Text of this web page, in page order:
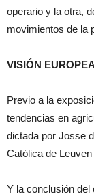
operario y la otra,
movimientos de la
VISIÓN EUROPEA
Previo a la
tendencias en
dictada por Josse
Católica de
Y la conclusión del